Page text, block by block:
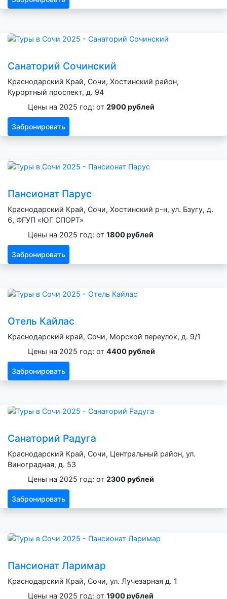
Санаторий Сочинский
Краснодарский Край, Сочи, Хостинский район,
Курортный проспект, д. 94
Цены на 2025 год: от 2900 рублей
Забронировать
Пансионат Парус
Краснодарский Край, Сочи, Хостинский р-н, ул. Бзугу, д.
6, ФГУП «ЮГ СПОРТ»
Цены на 2025 год: от 1800 рублей
Забронировать
Отель Кайлас
Краснодарский край, Сочи, Морской переулок, д. 9/1
Цены на 2025 год: от 4400 рублей
Забронировать
Санаторий Радуга
Краснодарский Край, Сочи, Центральный район, ул.
Виноградная, д. 53
Цены на 2025 год: от 2300 рублей
Забронировать
Пансионат Ларимар
Краснодарский Край, Сочи, ул. Лучезарная д. 1
Цены на 2025 год: от 1900 рублей